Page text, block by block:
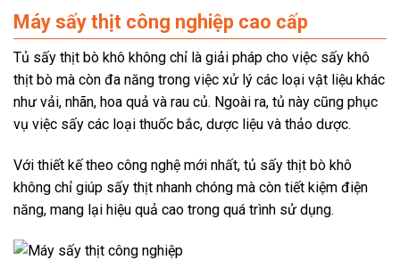
Máy sấy thịt công nghiệp cao cấp
Tủ sấy thịt bò khô không chỉ là giải pháp cho việc sấy khô
thịt bò mà còn đa năng trong việc xử lý các loại vật liệu khác
như vải, nhãn, hoa quả và rau củ. Ngoài ra, tủ này cũng phục
vụ việc sấy các loại thuốc bắc, dược liệu và thảo dược.
Với thiết kế theo công nghệ mới nhất, tủ sấy thịt bò khô
không chỉ giúp sấy thịt nhanh chóng mà còn tiết kiệm điện
năng, mang lại hiệu quả cao trong quá trình sử dụng.